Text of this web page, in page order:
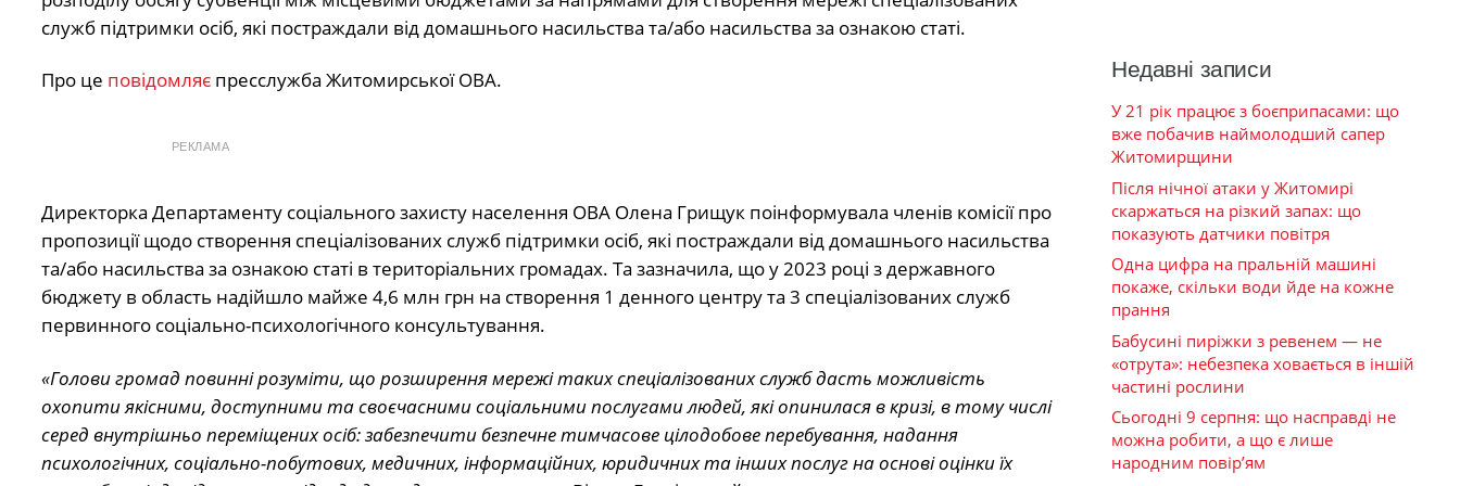
служб підтримки осіб, які постраждали від домашнього насильства та/або насильства за ознакою статі.
Про це повідомляєпресслужба Житомирської ОВА.
РЕКЛАМА
Директорка Департаменту соціального захисту населення ОВА Олена Грищук поінформувала членів комісії про
пропозиції щодо створення спеціалізованих служб підтримки осіб, які постраждали від домашнього насильства
та/або насильства за ознакою статі в територіальних громадах. Та зазначила, що у 2023 році з державного
бюджету в область надійшло майже 4,6 млн грн на створення 1 денного центру та 3 спеціалізованих служб
первинного соціально-психологічного консультування.
«Голови громад повинні розуміти, що розширення мережі таких спеціалізованих служб дасть можливість
охопити якісними, доступними та своєчасними соціальними послугами людей, які опинилася в кризі, в тому числі
серед внутрішньо переміщених осіб: забезпечити безпечне тимчасове цілодобове перебування, надання
психологічних, соціально-побутових, медичних, інформаційних, юридичних та інших послуг на основі оцінки їх
Недавні записи
У 21 рік працює з боєприпасами: що
вже побачив наймолодший сапер
Житомирщини
Після нічної атаки у Житомирі
скаржаться на різкий запах: що
показують датчики повітря
Одна цифра на пральній машині
покаже, скільки води йде на кожне
прання
Бабусині пиріжки з ревенем — не
«отрута»: небезпека ховається в іншій
частині рослини
Сьогодні 9 серпня: що насправді не
можна робити, а що є лише
народним повір’ям